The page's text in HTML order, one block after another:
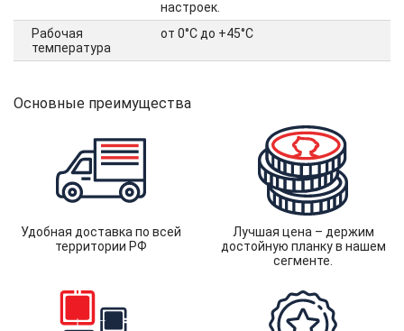
настроек.
Рабочая
температура
от 0°C до +45°C
Основные преимущества
Удобная доставка по всей
территории РФ
Лучшая цена – держим
достойную планку в нашем
сегменте.